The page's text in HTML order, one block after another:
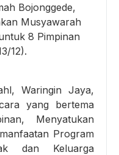
Bojonggede,
Musyawarah
8 Pimpinan
12).
Waringin Jaya,
yang bertema
Menyatukan
Program
dan Keluarga